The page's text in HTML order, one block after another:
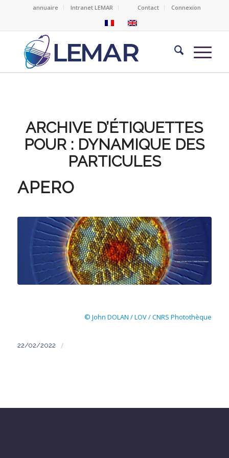
annuaire Intranet LEMAR Contact Connexion
ARCHIVE D’ÉTIQUETTES
POUR : DYNAMIQUE DES
PARTICULES
APERO
© John DOLAN / LOV / CNRS Photothèque
22/02/2022 /